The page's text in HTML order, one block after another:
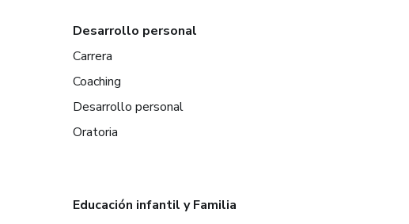
Desarrollo personal
Carrera
Coaching
Desarrollo personal
Oratoria
Educación infantil y Familia